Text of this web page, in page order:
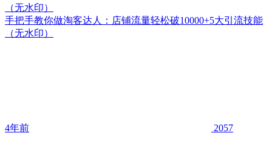
（无水印）
手把手教你做淘客达人：店铺流量轻松破10000+5大引流技能
（无水印）
4年前 2057